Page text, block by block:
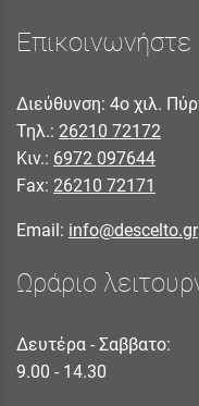
Επικοινωνήστε
Διεύθυνση: 4ο χιλ.
Τηλ.: 26210 72172
Κιν.: 6972 097644
Fax: 26210 72171
Email: info@descelto.gr
Ωράριο
Δευτέρα - Σαββατο:
9.00 - 14.30